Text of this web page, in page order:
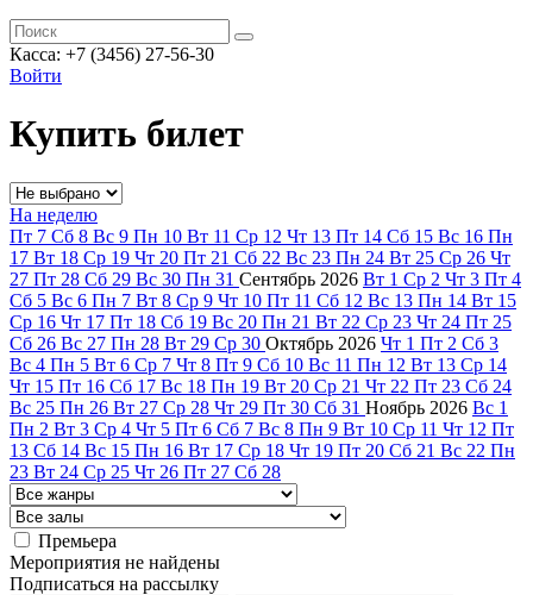
Касса: +7 (3456) 27-56-30
Войти
Купить билет
На неделю
Пт 7 Сб 8 Вс 9 Пн 10 Вт 11 Ср 12 Чт 13 Пт 14 Сб 15 Вс 16 Пн
17 Вт 18 Ср 19 Чт 20 Пт 21 Сб 22 Вс 23 Пн 24 Вт 25 Ср 26 Чт
27 Пт 28 Сб 29 Вс 30 Пн 31 Сентябрь 2026 Вт 1 Ср 2 Чт 3 Пт 4
Сб 5 Вс 6 Пн 7 Вт 8 Ср 9 Чт 10 Пт 11 Сб 12 Вс 13 Пн 14 Вт 15
Ср 16 Чт 17 Пт 18 Сб 19 Вс 20 Пн 21 Вт 22 Ср 23 Чт 24 Пт 25
Сб 26 Вс 27 Пн 28 Вт 29 Ср 30 Октябрь 2026 Чт 1 Пт 2 Сб 3
Вс 4 Пн 5 Вт 6 Ср 7 Чт 8 Пт 9 Сб 10 Вс 11 Пн 12 Вт 13 Ср 14
Чт 15 Пт 16 Сб 17 Вс 18 Пн 19 Вт 20 Ср 21 Чт 22 Пт 23 Сб 24
Вс 25 Пн 26 Вт 27 Ср 28 Чт 29 Пт 30 Сб 31 Ноябрь 2026 Вс 1
Пн 2 Вт 3 Ср 4 Чт 5 Пт 6 Сб 7 Вс 8 Пн 9 Вт 10 Ср 11 Чт 12 Пт
13 Сб 14 Вс 15 Пн 16 Вт 17 Ср 18 Чт 19 Пт 20 Сб 21 Вс 22 Пн
23 Вт 24 Ср 25 Чт 26 Пт 27 Сб 28
Премьера
Мероприятия не найдены
Подписаться на рассылку